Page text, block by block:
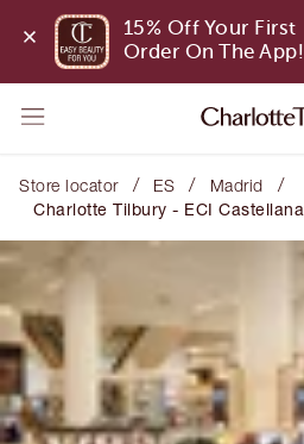
15% Off Your First
Order On The App!
Store locator / ES / Madrid /
Charlotte Tilbury - ECI Castellana